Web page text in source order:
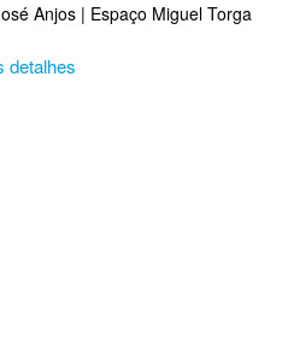
Anjos | Espaço Miguel Torga
detalhes